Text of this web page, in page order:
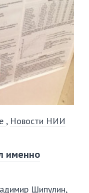
, Новости НИИ
именно
Шипулин,